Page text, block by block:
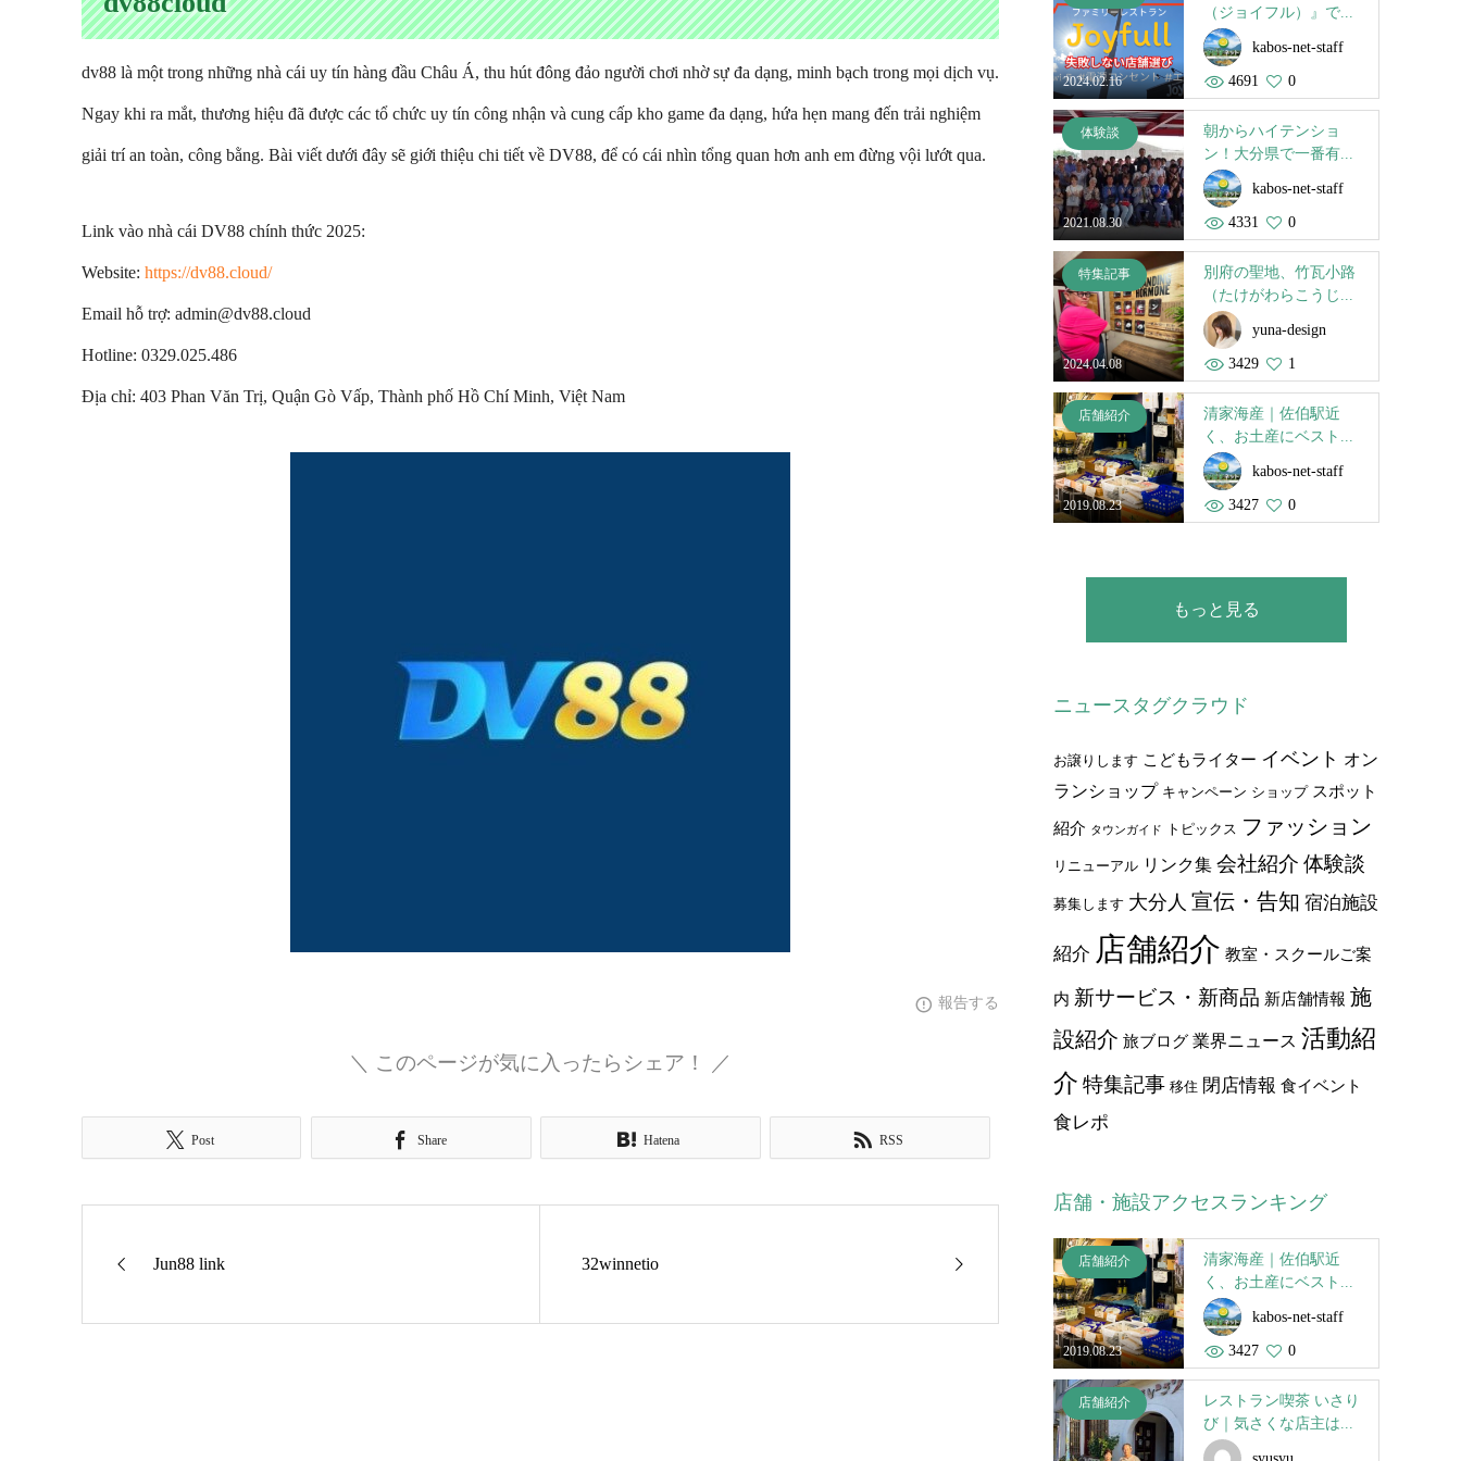
dv88 là một trong những nhà cái uy tín hàng đầu Châu Á, thu hút đông đảo người chơi nhờ sự đa dạng, minh bạch trong mọi dịch vụ.
Ngay khi ra mắt, thương hiệu đã được các tổ chức uy tín công nhận và cung cấp kho game đa dạng, hứa hẹn mang đến trải nghiệm
giải trí an toàn, công bằng. Bài viết dưới đây sẽ giới thiệu chi tiết về DV88, để có cái nhìn tổng quan hơn anh em đừng vội lướt qua.
Link vào nhà cái DV88 chính thức 2025:
Website: https://dv88.cloud/
Email hỗ trợ: admin@dv88.cloud
Hotline: 0329.025.486
Địa chỉ: 403 Phan Văn Trị, Quận Gò Vấp, Thành phố Hồ Chí Minh, Việt Nam
報告する
＼ このページが気に入ったらシェア！ ／
Post Share Hatena RSS
Jun88 link 32winnetio
2024.02.16
（ジョイフル）』で...
kabos-net-staff
4691 0
2021.08.30
体験談
朝からハイテンショ
ン！大分県で一番有...
kabos-net-staff
4331 0
2024.04.08
特集記事
別府の聖地、竹瓦小路
（たけがわらこうじ...
yuna-design
3429 1
2019.08.23
店舗紹介
清家海産｜佐伯駅近
く、お土産にベスト...
kabos-net-staff
3427 0
もっと見る
ニュースタグクラウド
お譲りします こどもライター イベント オン
ランショップ キャンペーン ショップ スポット
紹介 タウンガイド トピックス ファッション
リニューアル リンク集 会社紹介 体験談
募集します 大分人 宣伝・告知 宿泊施設
紹介 店舗紹介 教室・スクールご案
内 新サービス・新商品 新店舗情報 施
設紹介 旅ブログ 業界ニュース 活動紹
介 特集記事 移住 閉店情報 食イベント
食レポ
店舗・施設アクセスランキング
2019.08.23
店舗紹介
清家海産｜佐伯駅近
く、お土産にベスト...
kabos-net-staff
3427 0
店舗紹介
レストラン喫茶 いさり
び｜気さくな店主は...